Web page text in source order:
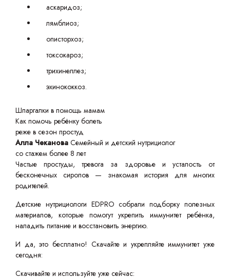
аскаридоз;
лямблиоз;
описторхоз;
токсокароз;
трихинеллез;
эхинококкоз.
Шпаргалки в помощь мамам
Как помочь ребёнку болеть
реже в сезон простуд
Алла Чеканова Семейный и детский нутрициолог
со стажем более 8 лет
Частые простуды, тревога за здоровье и усталость от
бесконечных сиропов — знакомая история для многих
родителей.
Детские нутрициологи EDPRO собрали подборку полезных
материалов, которые помогут укрепить иммунитет ребёнка,
наладить питание и восстановить энергию.
И да, это бесплатно! Скачайте и укрепляйте иммунитет уже
сегодня:
Скачивайте и используйте уже сейчас: